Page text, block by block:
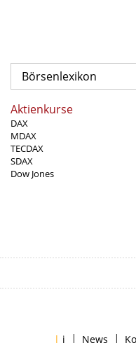
Börsenlexikon
Aktienkurse
DAX
MDAX
TECDAX
SDAX
Dow Jones
| i | News |